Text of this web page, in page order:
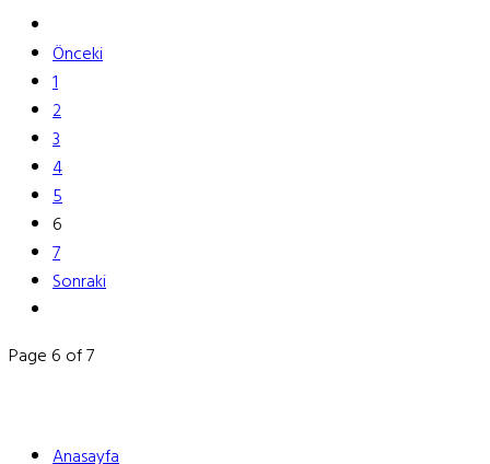
Önceki
1
2
3
4
5
6
7
Sonraki
Page 6 of 7
Anasayfa